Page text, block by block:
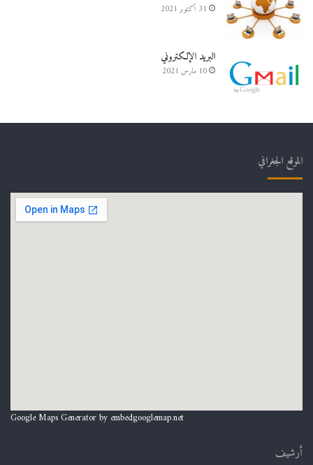
31 أكتوبر 2021
البريد الإلكتروني
10 مارس 2021
الموقع الجغرافي
Google Maps Generator by embedgooglemap.net
أرشيف